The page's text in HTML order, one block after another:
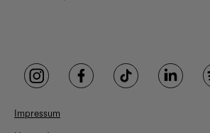
Impressum